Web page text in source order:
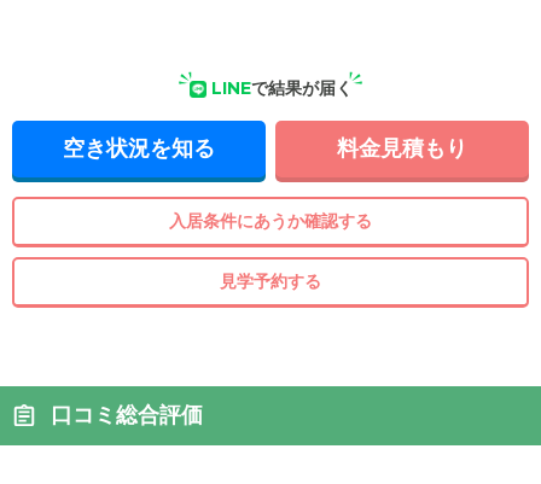
LINEで結果が届く
空き状況を知る 料金見積もり
入居条件にあうか確認する
見学予約する
口コミ総合評価